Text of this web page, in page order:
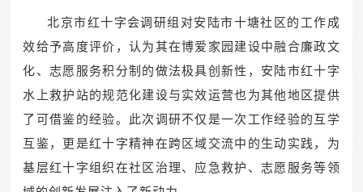
北京市红十字会调研组对安陆市十塘社区的工作成
效给予高度评价，认为其在博爱家园建设中融合廉政文
化、志愿服务积分制的做法极具创新性，安陆市红十字
水上救护站的规范化建设与实效运营也为其他地区提供
了可借鉴的经验。此次调研不仅是一次工作经验的互学
互鉴，更是红十字精神在跨区域交流中的生动实践，为
基层红十字组织在社区治理、应急救护、志愿服务等领